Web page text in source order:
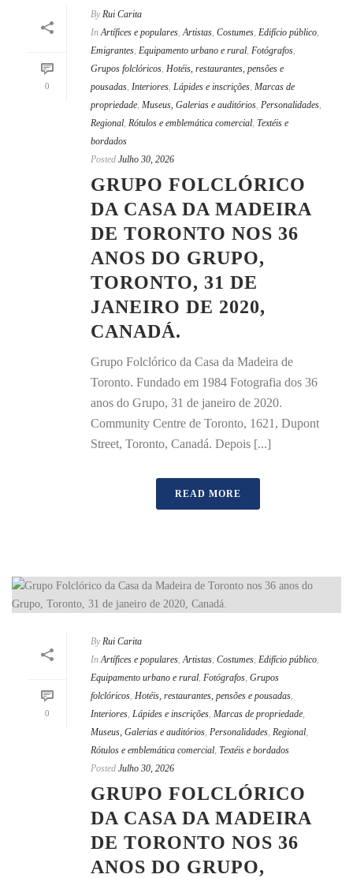
0
By Rui Carita
In Artífices e populares,Artistas, Costumes, Edifício público,
Emigrantes, Equipamento urbano e rural, Fotógrafos,
Grupos folclóricos, Hotéis, restaurantes, pensões e
pousadas, Interiores, Lápides e inscrições, Marcas de
propriedade, Museus, Galerias e auditórios, Personalidades,
Regional, Rótulos e emblemática comercial, Textéis e
bordados
Posted Julho 30, 2026
GRUPO FOLCLÓRICO
DA CASA DA MADEIRA
DE TORONTO NOS 36
ANOS DO GRUPO,
TORONTO, 31 DE
JANEIRO DE 2020,
CANADÁ.
Grupo Folclórico da Casa da Madeira de
Toronto. Fundado em 1984 Fotografia dos 36
anos do Grupo, 31 de janeiro de 2020.
Community Centre de Toronto, 1621, Dupont
Street, Toronto, Canadá. Depois [...]
READ MORE
0
By Rui Carita
In Artífices e populares,Artistas, Costumes, Edifício público,
Equipamento urbano e rural, Fotógrafos, Grupos
folclóricos, Hotéis, restaurantes, pensões e pousadas,
Interiores, Lápides e inscrições, Marcas de propriedade,
Museus, Galerias e auditórios, Personalidades, Regional,
Rótulos e emblemática comercial, Textéis e bordados
Posted Julho 30, 2026
GRUPO FOLCLÓRICO
DA CASA DA MADEIRA
DE TORONTO NOS 36
ANOS DO GRUPO,